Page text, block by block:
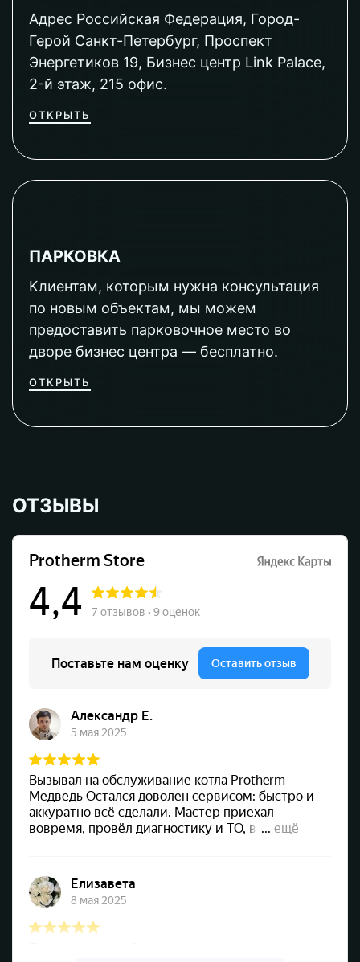
Адрес Российская Федерация, Город-
Герой Санкт-Петербург, Проспект
Энергетиков 19, Бизнес центр Link Palace,
2-й этаж, 215 офис.
ОТКРЫТЬ
ПАРКОВКА
Клиентам, которым нужна консультация
по новым объектам, мы можем
предоставить парковочное место во
дворе бизнес центра — бесплатно.
ОТКРЫТЬ
ОТЗЫВЫ